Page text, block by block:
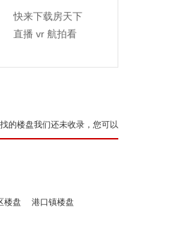
快来下载房天下
直播 vr 航拍看
的楼盘我们还未收录，您可以
楼盘 港口镇楼盘